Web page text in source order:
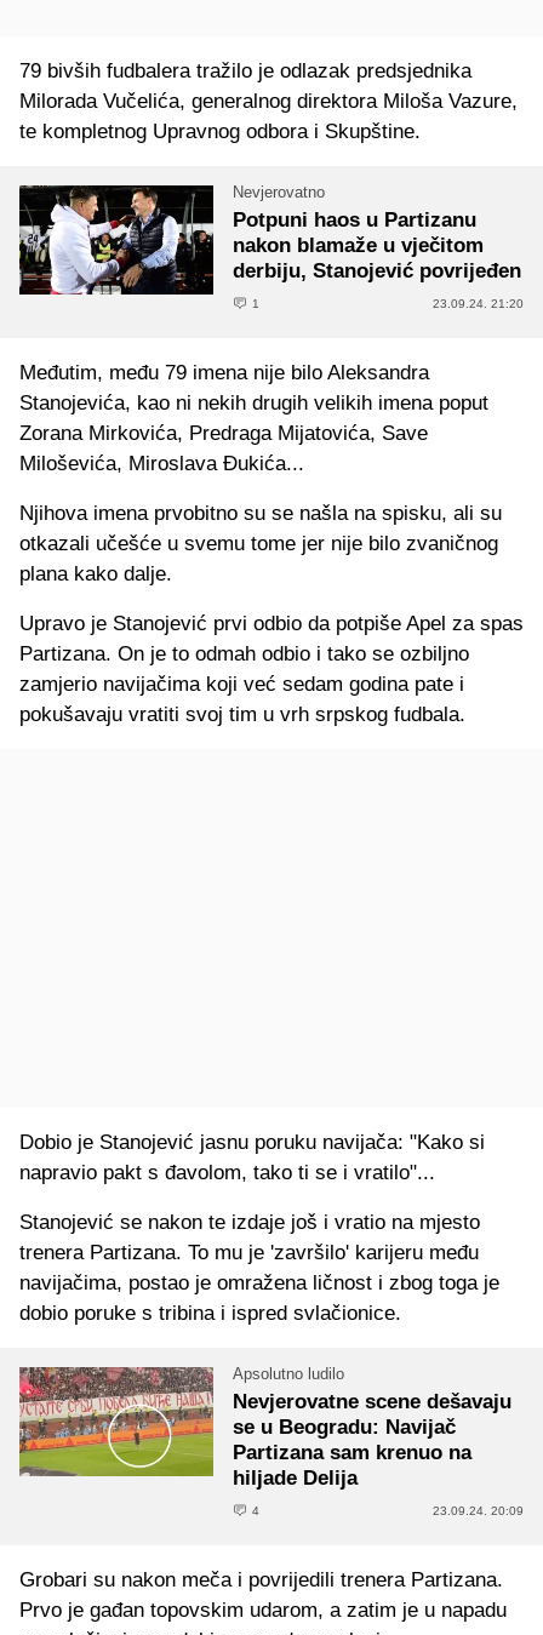
79 bivših fudbalera tražilo je odlazak predsjednika
Milorada Vučelića, generalnog direktora Miloša Vazure,
te kompletnog Upravnog odbora i Skupštine.
Nevjerovatno
Potpuni haos u Partizanu
nakon blamaže u vječitom
derbiju, Stanojević povrijeđen
1 23.09.24. 21:20
Međutim, među 79 imena nije bilo Aleksandra
Stanojevića, kao ni nekih drugih velikih imena poput
Zorana Mirkovića, Predraga Mijatovića, Save
Miloševića, Miroslava Đukića...
Njihova imena prvobitno su se našla na spisku, ali su
otkazali učešće u svemu tome jer nije bilo zvaničnog
plana kako dalje.
Upravo je Stanojević prvi odbio da potpiše Apel za spas
Partizana. On je to odmah odbio i tako se ozbiljno
zamjerio navijačima koji već sedam godina pate i
pokušavaju vratiti svoj tim u vrh srpskog fudbala.
Dobio je Stanojević jasnu poruku navijača: "Kako si
napravio pakt s đavolom, tako ti se i vratilo"...
Stanojević se nakon te izdaje još i vratio na mjesto
trenera Partizana. To mu je 'završilo' karijeru među
navijačima, postao je omražena ličnost i zbog toga je
dobio poruke s tribina i ispred svlačionice.
Apsolutno ludilo
Nevjerovatne scene dešavaju
se u Beogradu: Navijač
Partizana sam krenuo na
hiljade Delija
4 23.09.24. 20:09
Grobari su nakon meča i povrijedili trenera Partizana.
Prvo je gađan topovskim udarom, a zatim je u napadu